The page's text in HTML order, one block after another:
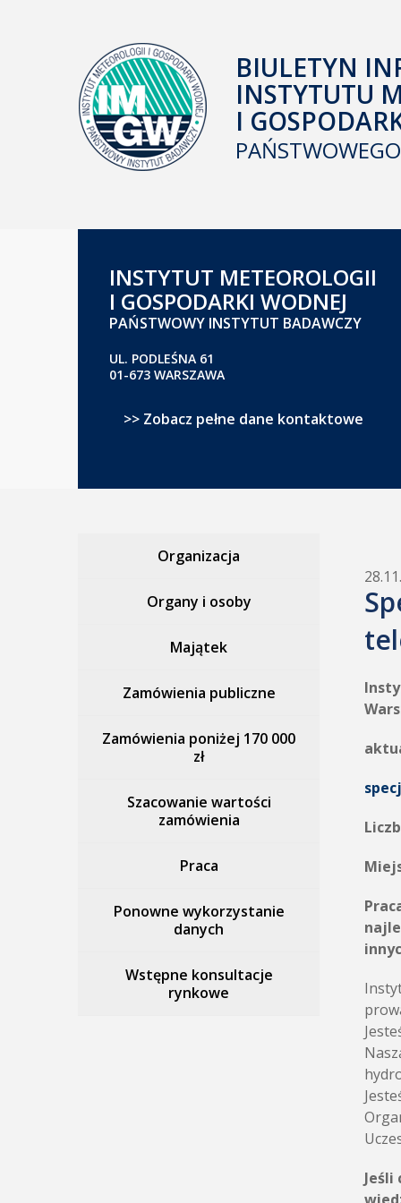
BIULETYN
INSTYTUTU
I
INSTYTUT METEOROLOGII
I GOSPODARKI WODNEJ
PAŃSTWOWY INSTYTUT BADAWCZY
UL. PODLEŚNA 61
01-673 WARSZAWA
>> Zobacz pełne dane kontaktowe
Organizacja
Organy i osoby
Majątek
Zamówienia publiczne
Zamówienia poniżej 170 000
zł
Szacowanie wartości
zamówienia
Praca
Ponowne wykorzystanie
danych
Wstępne konsultacje
rynkowe
Jeśli